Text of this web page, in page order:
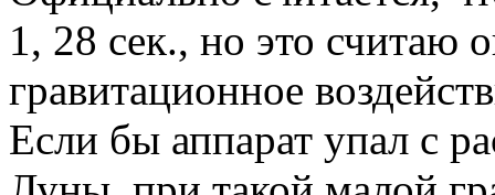
1, 28 сек., но это считаю
гравитационное
Если бы аппарат упал с